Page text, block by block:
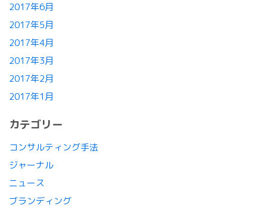
2017年6月
2017年5月
2017年4月
2017年3月
2017年2月
2017年1月
カテゴリー
コンサルティング手法
ジャーナル
ニュース
ブランディング